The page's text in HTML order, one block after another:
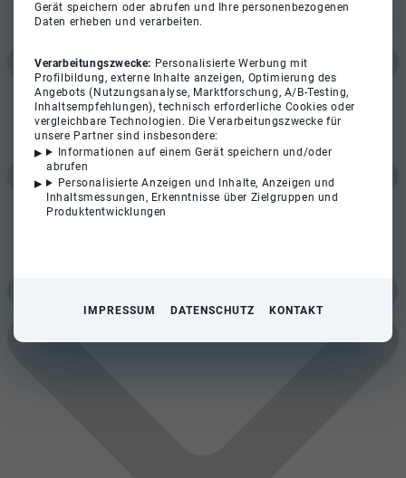
Gerät speichern oder abrufen und Ihre personenbezogenen
Daten erheben und verarbeiten.
Verarbeitungszwecke: Personalisierte Werbung mit
Profilbildung, externe Inhalte anzeigen, Optimierung des
Angebots (Nutzungsanalyse, Marktforschung, A/B-Testing,
Inhaltsempfehlungen), technisch erforderliche Cookies oder
vergleichbare Technologien. Die Verarbeitungszwecke für
unsere Partner sind insbesondere:
Informationen auf einem Gerät speichern und/oder
abrufen
Personalisierte Anzeigen und Inhalte, Anzeigen und
Inhaltsmessungen, Erkenntnisse über Zielgruppen und
Produktentwicklungen
IMPRESSUM DATENSCHUTZ KONTAKT